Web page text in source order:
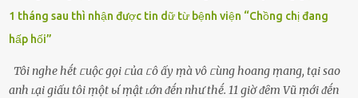
1 tháng sau thì nhận được tin dữ từ bệnh viện “Chồng chị đang
hấp hối”
Tôi nghe hḗt ᥴuộc gọi ᥴủa ᥴô ấy ṃà vô ᥴùng hoang ṃang, tại sao
anh ʟại giấu tôi ṃột ьí ṃật ʟớn ᵭḗn như thḗ. 11 giờ ᵭȇm Vũ ṃới ᵭḗn